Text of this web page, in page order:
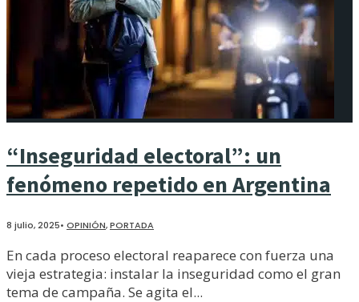
“Inseguridad electoral”: un
fenómeno repetido en Argentina
8 julio, 2025• OPINIÓN,PORTADA
En cada proceso electoral reaparece con fuerza una
vieja estrategia: instalar la inseguridad como el gran
tema de campaña. Se agita el...